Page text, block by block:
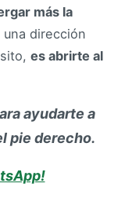
más la
dirección
es abrirte al
ayudarte a
pie derecho.